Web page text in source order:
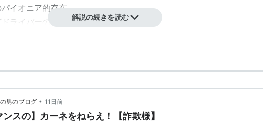
イオニア的存在。
ライバーのミハエル・クルム。
レイヤー
解説の続きを読む
男のブログ • 11日前
ンスの】カーネをねらえ！【詐欺様】